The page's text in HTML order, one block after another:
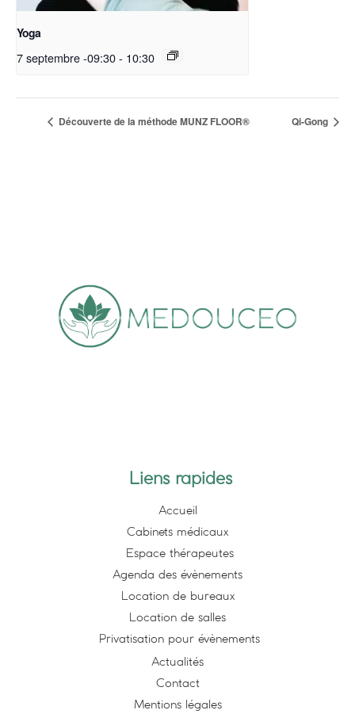
Yoga
7 septembre -09:30- 10:30
Découverte de la méthode MUNZ FLOOR® Qi-Gong
Liens rapides
Accueil
Cabinets médicaux
Espace thérapeutes
Agenda des évènements
Location de bureaux
Location de salles
Privatisation pour évènements
Actualités
Contact
Mentions légales